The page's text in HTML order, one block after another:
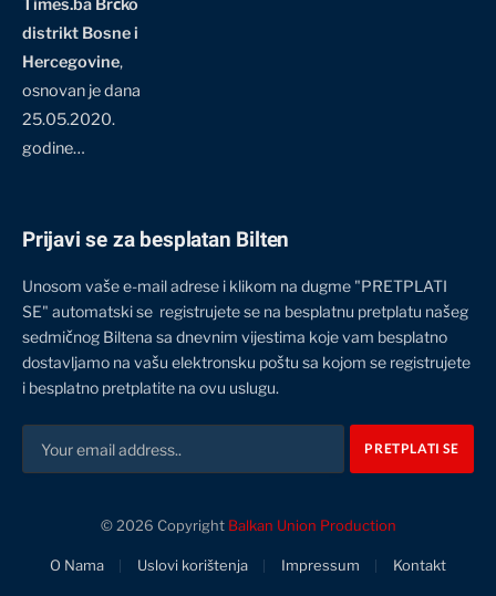
Times.ba Brčko
distrikt Bosne i
Hercegovine,
osnovan je dana
25.05.2020.
godine…
Prijavi se za besplatan Bilten
Unosom vaše e-mail adrese i klikom na dugme "PRETPLATI
SE" automatski se registrujete se na besplatnu pretplatu našeg
sedmičnog Biltena sa dnevnim vijestima koje vam besplatno
dostavljamo na vašu elektronsku poštu sa kojom se registrujete
i besplatno pretplatite na ovu uslugu.
© 2026 Copyright Balkan Union Production
O Nama Uslovi korištenja Impressum Kontakt